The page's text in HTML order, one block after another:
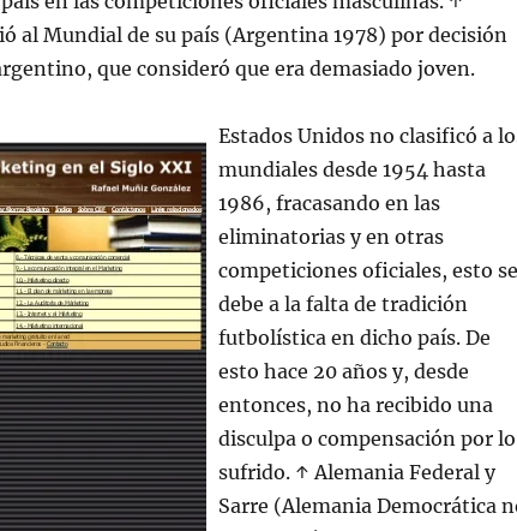
al Mundial de su país (Argentina 1978) por decisión
que consideró que era demasiado joven.
Estados Unidos no clasificó a
mundiales desde 1954 hasta
1986, fracasando en las
eliminatorias y en otras
competiciones oficiales, esto se
debe a la falta de tradición
futbolística en dicho país. De
esto hace 20 años y, desde
entonces, no ha recibido una
disculpa o compensación por lo
sufrido. ↑ Alemania Federal y
Sarre (Alemania Democrática